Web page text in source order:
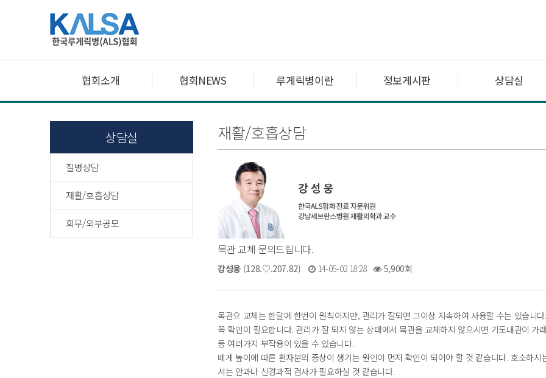
협회소개 협회NEWS 루게릭병이란 정보게시판 상담실
상담실
질병상담
재활/호흡상담
회무/외부공모
재활/호흡상담
목관 교체 문의드립니다.
강성웅(128.♡.207.82) 14-05-02 18:28 5,900회
목관으 교체는 한달에 한번이 원칙이지만, 관리가 잘되면 그이상 지속하여 사용할 수는 있습니
꼭 확인이 필요합니다. 관리가 잘 되지 않는 상태에서 목관을 교체하지 않으시면 기도내관이
등 여러가지 부작용이 있을 수 있습니다.
베게 높이에 따른 환자분의 증상이 생기는 원인이 먼저 확인이 되어야 할 것 같습니다. 호소하
서는 안과나 신경과적 검사가 필요하실 것 같습니다.